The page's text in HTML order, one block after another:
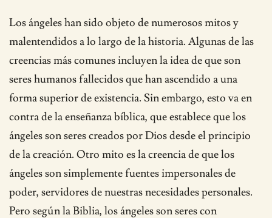
Los ángeles han sido objeto de numerosos mitos y
malentendidos a lo largo de la historia. Algunas de las
creencias más comunes incluyen la idea de que son
seres humanos fallecidos que han ascendido a una
forma superior de existencia. Sin embargo, esto va en
contra de la enseñanza bíblica, que establece que los
ángeles son seres creados por Dios desde el principio
de la creación. Otro mito es la creencia de que los
ángeles son simplemente fuentes impersonales de
poder, servidores de nuestras necesidades personales.
Pero según la Biblia, los ángeles son seres con